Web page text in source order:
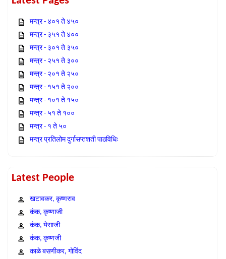
मन्त्र - ४०१ ते ४५०
मन्त्र - ३५१ ते ४००
मन्त्र - ३०१ ते ३५०
मन्त्र - २५१ ते ३००
मन्त्र - २०१ ते २५०
मन्त्र - १५१ ते २००
मन्त्र - १०१ ते १५०
मन्त्र - ५१ ते १००
मन्त्र - १ ते ५०
मन्त्र प्रतिलोम दुर्गासप्तशती पाठविधिः
Latest People
खटावकर, कृष्णराव
कंक, कृष्णाजी
कंक, येसाजी
कंक, कृष्णजी
काळे बसणीकर, गोविंद